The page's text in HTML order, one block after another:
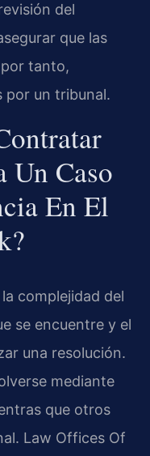
del
que las
por tanto,
por un tribunal.
Un Caso
En El
complejidad del
se encuentre y el
una resolución.
mediante
que otros
Law Offices Of